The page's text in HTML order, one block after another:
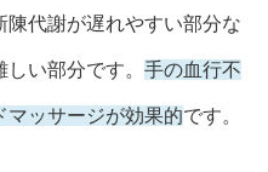
代謝が遅れやすい部分な
い部分です。 手の血行不
マッサージが効果的です。